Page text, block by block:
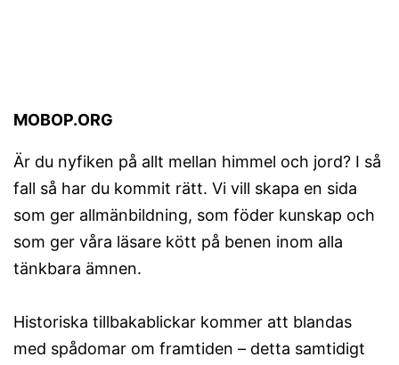
MOBOP.ORG
Är du nyfiken på allt mellan himmel och jord? I så
fall så har du kommit rätt. Vi vill skapa en sida
som ger allmänbildning, som föder kunskap och
som ger våra läsare kött på benen inom alla
tänkbara ämnen.
Historiska tillbakablickar kommer att blandas
med spådomar om framtiden – detta samtidigt